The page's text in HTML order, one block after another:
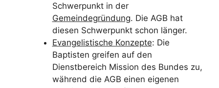
Schwerpunkt in der
Gemeindegründung. Die AGB hat
diesen Schwerpunkt schon länger.
Evangelistische Konzepte: Die
Baptisten greifen auf den
Dienstbereich Mission des Bundes zu,
während die AGB einen eigenen